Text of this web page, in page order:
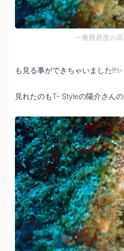
一番難易度の
も見る事ができちゃいました‼️✨
見れたのもT- Styleの陽介さん